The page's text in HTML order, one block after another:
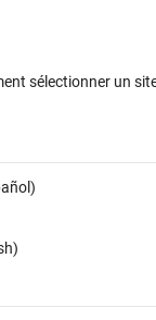
web
sélectionner un